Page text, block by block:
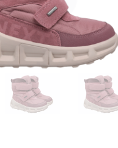
Угги для
Угги для